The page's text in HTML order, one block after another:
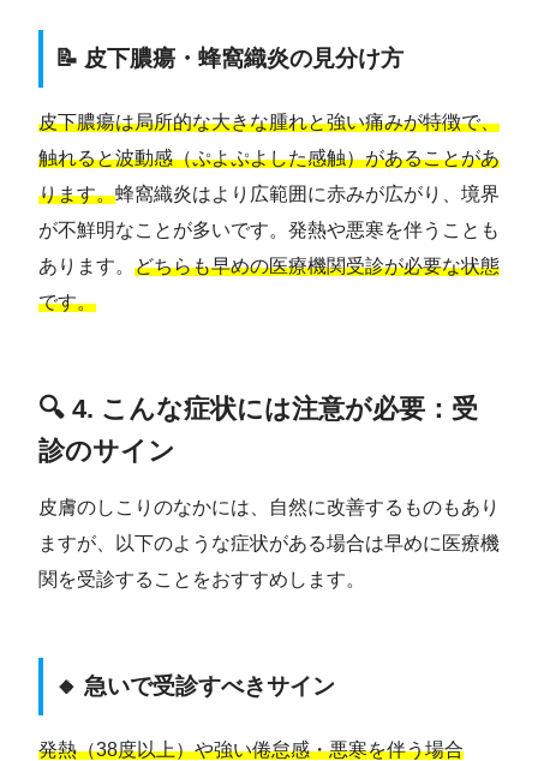
📝 皮下膿瘍・蜂窩織炎の見分け方
皮下膿瘍は局所的な大きな腫れと強い痛みが特徴で、
触れると波動感（ぷよぷよした感触）があることがあ
ります。蜂窩織炎はより広範囲に赤みが広がり、境界
が不鮮明なことが多いです。発熱や悪寒を伴うことも
あります。 どちらも早めの医療機関受診が必要な状態
です。
🔍 4. こんな症状には注意が必要：受
診のサイン
皮膚のしこりのなかには、自然に改善するものもあり
ますが、以下のような症状がある場合は早めに医療機
関を受診することをおすすめします。
🔸 急いで受診すべきサイン
発熱（38度以上）や強い倦怠感・悪寒を伴う場合